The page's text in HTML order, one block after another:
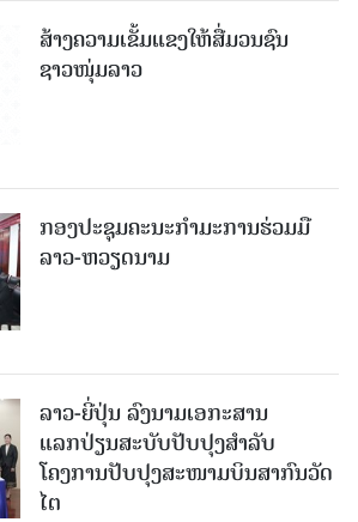
ສ້າງຄວາມເຂັ້ມແຂງໃຫ້ສື່ມວນຊົນ
ຊາວໜຸ່ມລາວ
ກອງປະຊຸມຄະນະກຳມະການຮ່ວມມື
ລາວ-ຫວຽດນາມ
ລາວ-ຍີ່ປຸ່ນ ລົງນາມເອກະສານ
ແລກປ່ຽນສະບັບປັບປຸງສໍາລັບ
ໂຄງການປັບປຸງສະໜາມບິນສາກົນວັດ
ໄຕ